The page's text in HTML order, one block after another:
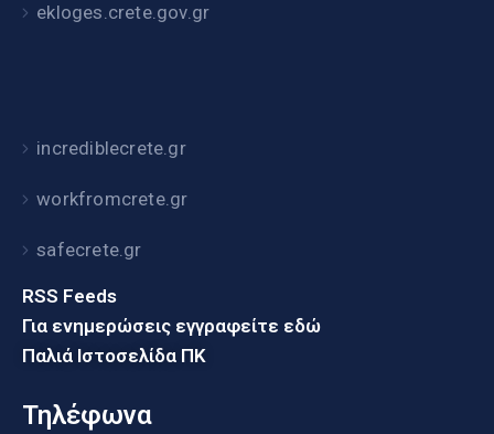
ekloges.crete.gov.gr
incrediblecrete.gr
workfromcrete.gr
safecrete.gr
RSS Feeds
Για ενημερώσεις εγγραφείτε εδώ
Παλιά Ιστοσελίδα ΠΚ
Τηλέφωνα